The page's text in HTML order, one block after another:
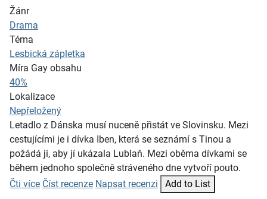
Žánr
Drama
Téma
Lesbická zápletka
Míra Gay obsahu
40%
Lokalizace
Nepřeložený
Letadlo z Dánska musí nuceně přistát ve Slovinsku. Mezi
cestujícími je i dívka Iben, která se seznámí s Tinou a
požádá ji, aby jí ukázala Lublaň. Mezi oběma dívkami se
během jednoho společně stráveného dne vytvoří pouto.
Čti více Číst recenze Napsat recenzi Add to List